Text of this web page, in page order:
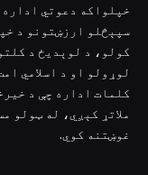
خپلواکه دعوتي اداره
سپېڅلو ارزښتونو د
کولو، د لوېدیځ د
لوړولو او د اسلامي
کلمات اداره چې د
ملاتړ کېږي، له ټولو
غوښتنه کوي.